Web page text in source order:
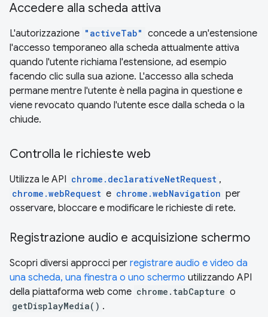
Accedere alla scheda attiva
L'autorizzazione "activeTab" concede a un'estensione
l'accesso temporaneo alla scheda attualmente attiva
quando l'utente richiama l'estensione, ad esempio
facendo clic sulla sua azione. L'accesso alla scheda
permane mentre l'utente è nella pagina in questione e
viene revocato quando l'utente esce dalla scheda o la
chiude.
Controlla le richieste web
Utilizza le API chrome.declarativeNetRequest ,
chrome.webRequest e chrome.webNavigation per
osservare, bloccare e modificare le richieste di rete.
Registrazione audio e acquisizione schermo
Scopri diversi approcci per registrare audio e video da
una scheda, una finestra o uno schermo utilizzando API
della piattaforma web come chrome.tabCapture o
getDisplayMedia() .